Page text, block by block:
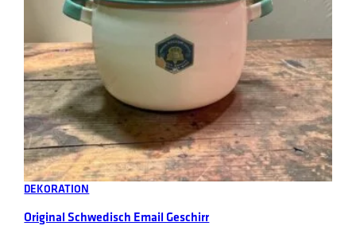
Add to cart
DEKORATION
Original Schwedisch Email Geschirr